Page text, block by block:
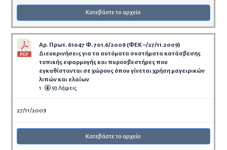
Κατεβάστε το αρχείο
Αρ. Πρωτ. 61047 Φ. 701.6/2009 (ΦΕΚ –/27/11.2009)
Διευκρινήσεις για τα αυτόματα συστήματα κατάσβεσης
τοπικής εφαρμογής και πυροσβεστήρες που
εγκαθίστανται σε χώρους όπου γίνεται χρήση μαγειρικών
λιπών και ελαίων
1 93 Λήψεις
27/11/2009
Κατεβάστε το αρχείο